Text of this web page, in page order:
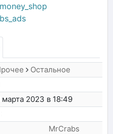
Остальное
марта 2023 в 18:49
MrCrabs